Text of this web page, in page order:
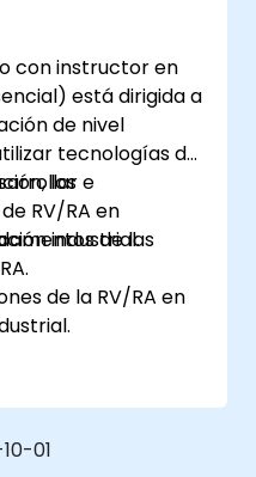
con instructor en
está dirigida a
de nivel
tecnologías de
e
RV/RA en
industrial.
los
de las
de la RV/RA en
de RV/RA.
desarrollar
proyectos de
01